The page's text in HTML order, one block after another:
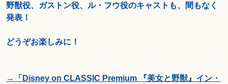
野獣役、ガストン役、ル・フウ役のキャストも、間もなく
発表！
どうぞお楽しみに！
→「Disney on CLASSIC Premium 『美女と野獣』イン・